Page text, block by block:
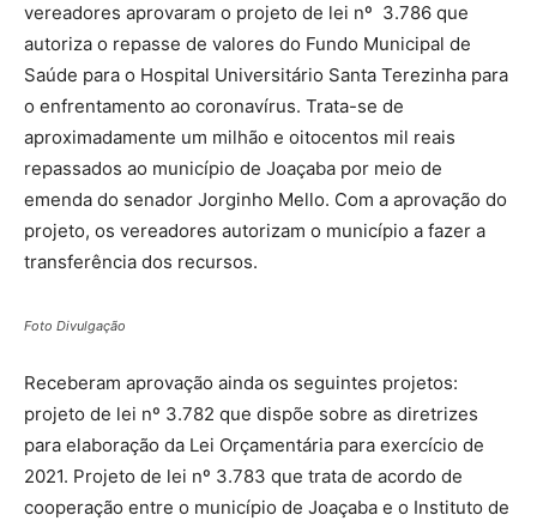
vereadores aprovaram o projeto de lei nº 3.786 que
autoriza o repasse de valores do Fundo Municipal de
Saúde para o Hospital Universitário Santa Terezinha para
o enfrentamento ao coronavírus. Trata-se de
aproximadamente um milhão e oitocentos mil reais
repassados ao município de Joaçaba por meio de
emenda do senador Jorginho Mello. Com a aprovação do
projeto, os vereadores autorizam o município a fazer a
transferência dos recursos.
Foto Divulgação
Receberam aprovação ainda os seguintes projetos:
projeto de lei nº 3.782 que dispõe sobre as diretrizes
para elaboração da Lei Orçamentária para exercício de
2021. Projeto de lei nº 3.783 que trata de acordo de
cooperação entre o município de Joaçaba e o Instituto de